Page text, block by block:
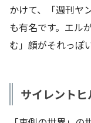
かけて、「週刊ヤ
も有名です。エル
む」顔がそれっぽ
サイレントヒ